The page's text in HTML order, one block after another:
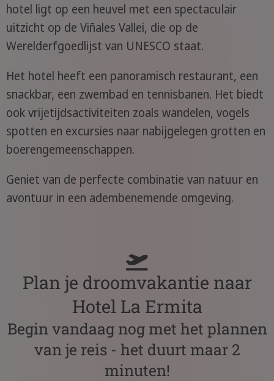
hotel ligt op een heuvel met een spectaculair
uitzicht op de Viñales Vallei, die op de
Werelderfgoedlijst van UNESCO staat.
Het hotel heeft een panoramisch restaurant, een
snackbar, een zwembad en tennisbanen. Het biedt
ook vrijetijdsactiviteiten zoals wandelen, vogels
spotten en excursies naar nabijgelegen grotten en
boerengemeenschappen.
Geniet van de perfecte combinatie van natuur en
avontuur in een adembenemende omgeving.
Plan je droomvakantie naar
Hotel La Ermita
Begin vandaag nog met het plannen
van je reis - het duurt maar 2
minuten!